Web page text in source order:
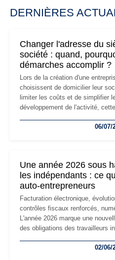
DERNIÈRES
Changer l'adresse du
société : quand,
démarches accomplir ?
Lors de la création d'une
choisissent de domicilier leur
limiter les coûts et de simplifier
développement de l'activité,
professionnels, recrutement,06/07/
Une année 2026 sous
les indépendants : ce
auto-entrepreneurs
Facturation électronique,
contrôles fiscaux renforcés,
L'année 2026 marque une
des obligations des travailleurs
les auto-entrepreneurs devront
02/06/